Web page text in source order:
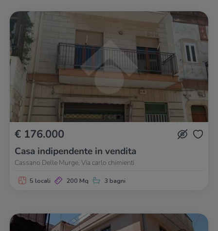
€ 176.000
Casa indipendente in vendita
Cassano Delle Murge, Via carlo chimienti
5 locali 200 Mq 3 bagni